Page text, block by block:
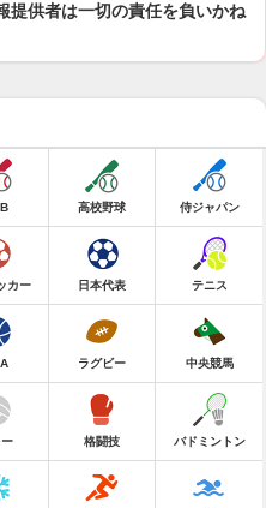
提供者は一切の責任を負いかね
高校野球 侍ジャパン
カー 日本代表 テニス
ラグビー 中央競馬
格闘技 バドミントン